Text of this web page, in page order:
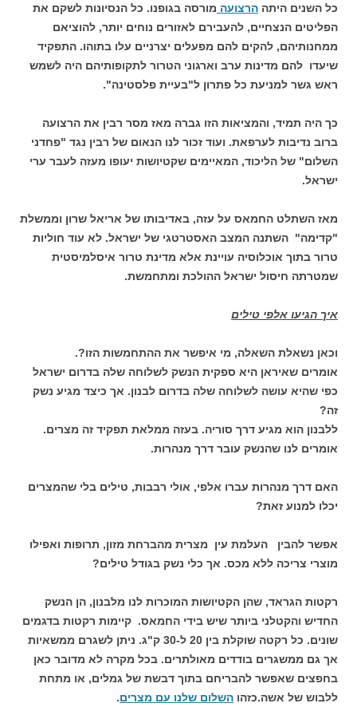
כל השנים היתה הרצועה מורסה בגופנו. כל הנסיונות לשקם את
הפליטים הנצחיים, להעבירם לאזורים נוחים יותר, להוציאם
ממחנותיהם, להקים להם מפעלים יצרניים עלו בתוהו. התפקיד
שיעדו להם מדינות ערב וארגוני הטרור לתקופותיהם היה לשמש
ראש גשר למניעת כל פתרון ל"בעיית פלסטינה".
כך היה תמיד, והמציאות הזו גברה מאז מסר רבין את הרצועה
ברוב נדיבות לערפאת. ועוד זכור לנו הנאום של רבין נגד "פחדני
השלום" של הליכוד, המאיימים שקטיושות יעופו מעזה לעבר ערי
ישראל.
מאז השתלט החמאס על עזה, באדיבותו של אריאל שרון וממשלת
"קדימה" השתנה המצב האסטרטגי של ישראל. לא עוד חוליות
טרור בתוך אוכלוסיה עויינת אלא מדינת טרור איסלמיסטית
שמטרתה חיסול ישראל ההולכת ומתחמשת.
איך הגיעו אלפי טילים
וכאן נשאלת השאלה, מי איפשר את ההתחמשות הזו?.
אומרים שאיראן היא ספקית הנשק לשלוחה שלה בדרום ישראל
כפי שהיא עושה לשלוחה שלה בדרום לבנון. אך כיצד מגיע נשק
זה?
ללבנון הוא מגיע דרך סוריה. בעזה ממלאת תפקיד זה מצרים.
אומרים לנו שהנשק עובר דרך מנהרות.
האם דרך מנהרות עברו אלפי, אולי רבבות, טילים בלי שהמצרים
יכלו למנוע זאת?
אפשר להבין העלמת עין מצרית מהברחת מזון, תרופות ואפילו
מוצרי צריכה ללא מכס. אך כלי נשק בגודל טילים?
רקטות הגראד, שהן הקטיושות המוכרות לנו מלבנון, הן הנשק
החדיש והקטלני ביותר שיש בידי החמאס. קיימות רקטות בדגמים
שונים. כל רקטה שוקלת בין 20 ל-30 ק"ג. ניתן לשגרם ממשאיות
אך גם ממשגרים בודדים מאולתרים. בכל מקרה לא מדובר כאן
בחפצים שאפשר להבריחם בתוך דבשת של גמלים, או מתחת
ללבוש של אשה.כזהו השלום שלנו עם מצרים.